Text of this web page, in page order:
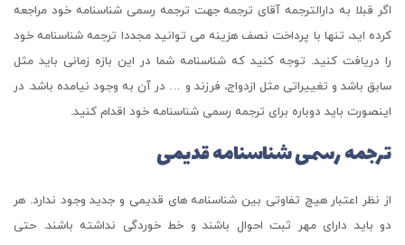
اگر قبلا به دارالترجمه آقای ترجمه جهت ترجمه رسمی شناسنامه خود مراجعه
کرده اید، تنها با پرداخت نصف هزینه می توانید مجددا ترجمه شناسنامه خود
را دریافت کنید. توجه کنید که شناسنامه شما در این بازه زمانی باید مثل
سابق باشد و تغییراتی مثل ازدواج، فرزند و … در آن به وجود نیامده باشد. در
اینصورت باید دوباره برای ترجمه رسمی شناسنامه خود اقدام کنید.
ترجمه رسمی شناسنامه قدیمی
از نظر اعتبار هیچ تفاوتی بین شناسنامه های قدیمی و جدید وجود ندارد. هر
دو باید دارای مهر ثبت احوال باشند و خط خوردگی نداشته باشند. حتی